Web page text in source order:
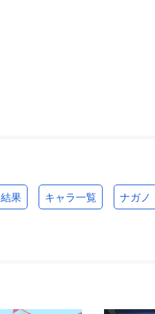
果 キャラ一覧 ナガノ